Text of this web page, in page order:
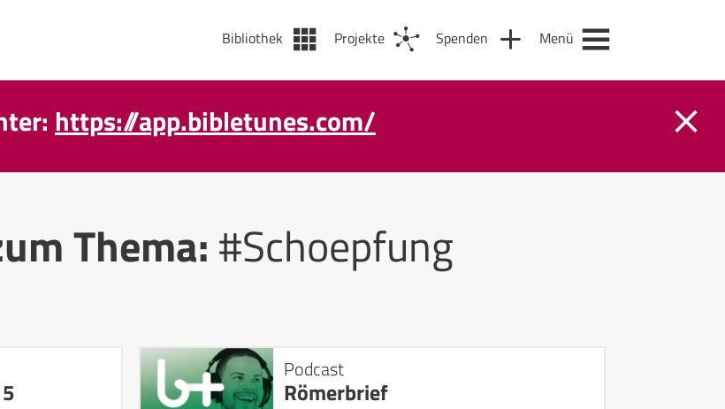
Bibliothek Projekte Spenden Menü
https://app.bibletunes.com/
Thema:#Schoepfung
Podcast
Römerbrief